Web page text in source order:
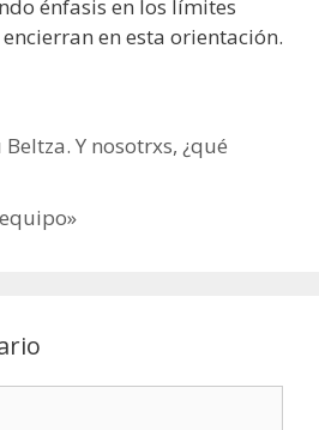
énfasis en los límites
en esta orientación.
Y nosotrxs, ¿qué